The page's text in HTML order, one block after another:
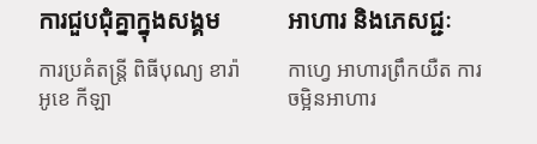
ការជួបជុំគ្នាក្នុងសង្គម
ការប្រគំតន្ត្រី ពិធីបុណ្យ ខារ៉ា
អូខេ កីឡា
អាហារ និងភេសជ្ជៈ
កាហ្វេ អាហារព្រឹកយឺត ការ
ចម្អិនអាហារ